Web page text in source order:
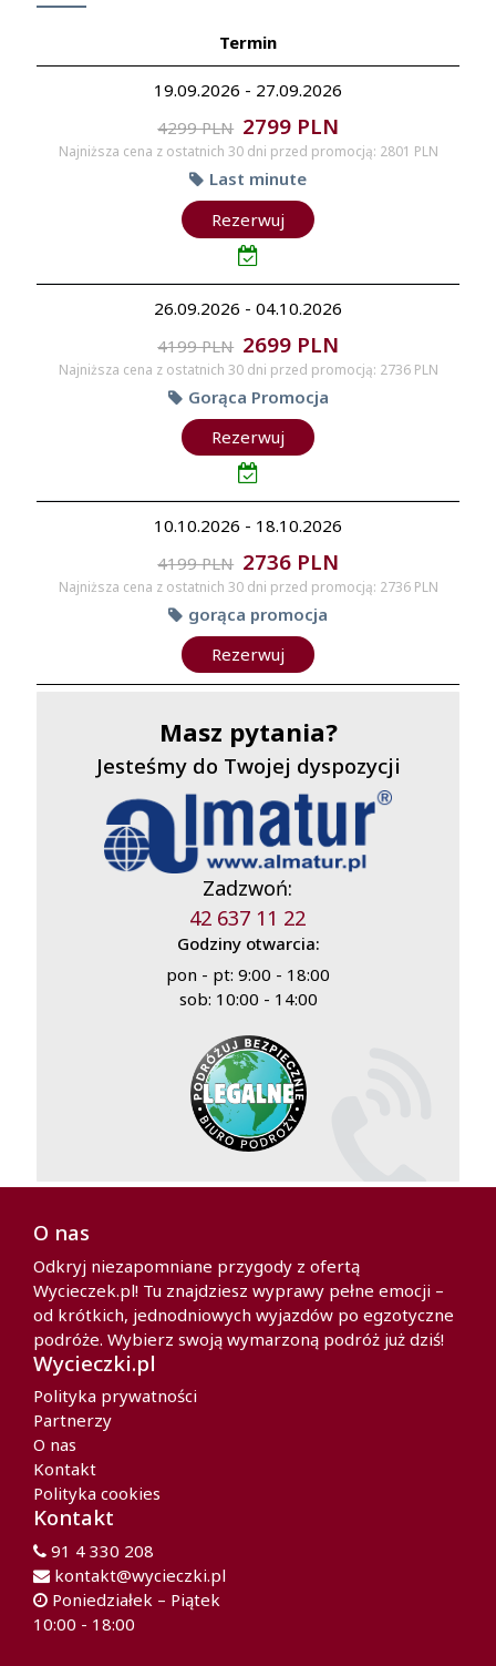
Termin
19.09.2026 - 27.09.2026
4299 PLN 2799 PLN
Najniższa cena z ostatnich 30 dni przed promocją: 2801 PLN
Last minute
Rezerwuj
26.09.2026 - 04.10.2026
4199 PLN 2699 PLN
Najniższa cena z ostatnich 30 dni przed promocją: 2736 PLN
Gorąca Promocja
Rezerwuj
10.10.2026 - 18.10.2026
4199 PLN 2736 PLN
Najniższa cena z ostatnich 30 dni przed promocją: 2736 PLN
gorąca promocja
Rezerwuj
Masz pytania?
Jesteśmy do Twojej dyspozycji
Zadzwoń:
42 637 11 22
Godziny otwarcia:
pon - pt: 9:00 - 18:00
sob: 10:00 - 14:00
O nas
Odkryj niezapomniane przygody z ofertą
Wycieczek.pl! Tu znajdziesz wyprawy pełne emocji –
od krótkich, jednodniowych wyjazdów po egzotyczne
podróże. Wybierz swoją wymarzoną podróż już dziś!
Wycieczki.pl
Polityka prywatności
Partnerzy
O nas
Kontakt
Polityka cookies
Kontakt
91 4 330 208
kontakt@wycieczki.pl
Poniedziałek – Piątek
10:00 - 18:00